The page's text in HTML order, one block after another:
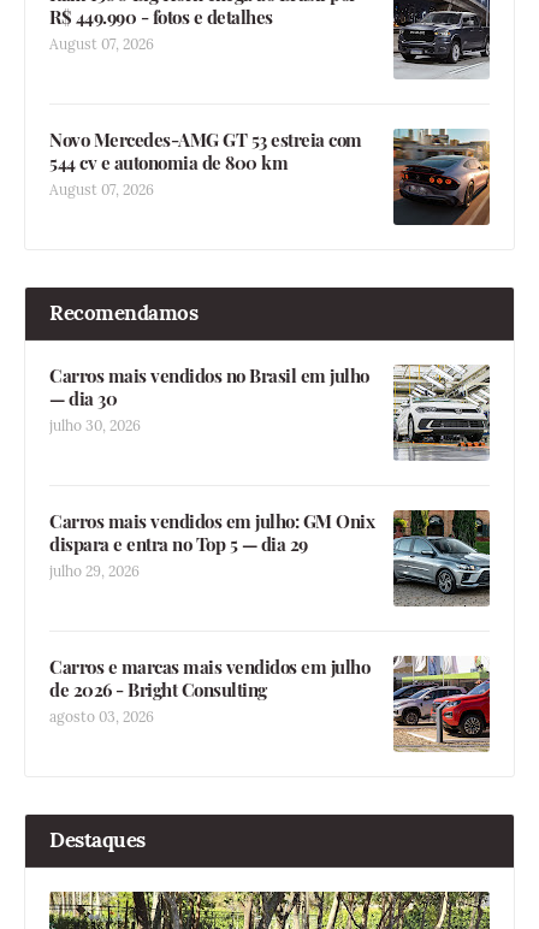
R$ 449.990 - fotos e detalhes
August 07, 2026
Novo Mercedes-AMG GT 53 estreia com
544 cv e autonomia de 800 km
August 07, 2026
Recomendamos
Carros mais vendidos no Brasil em julho
— dia 30
julho 30, 2026
Carros mais vendidos em julho: GM Onix
dispara e entra no Top 5 — dia 29
julho 29, 2026
Carros e marcas mais vendidos em julho
de 2026 - Bright Consulting
agosto 03, 2026
Destaques